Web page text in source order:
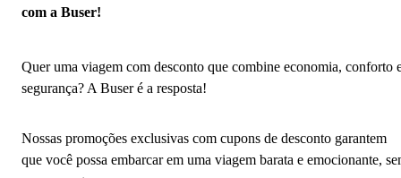
com a Buser!
Quer uma viagem com desconto que combine economia, conforto
segurança? A Buser é a resposta!
Nossas promoções exclusivas com cupons de desconto garantem
que você possa embarcar em uma viagem barata e emocionante,